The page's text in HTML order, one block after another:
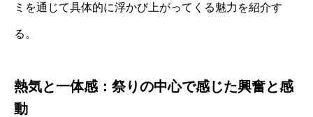
ミを通じて具体的に浮かび上がってくる魅力を紹介す
る。
熱気と一体感：祭りの中心で感じた興奮と感
動